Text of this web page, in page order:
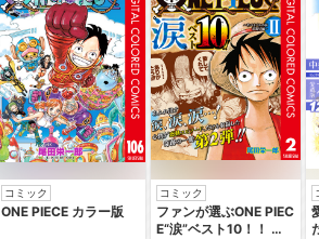
流星のロックマン トライブ
コミック
ONE PIECE カラー版
コミック
ファンが選ぶONE PIEC
E“涙”ベスト10！！ ～